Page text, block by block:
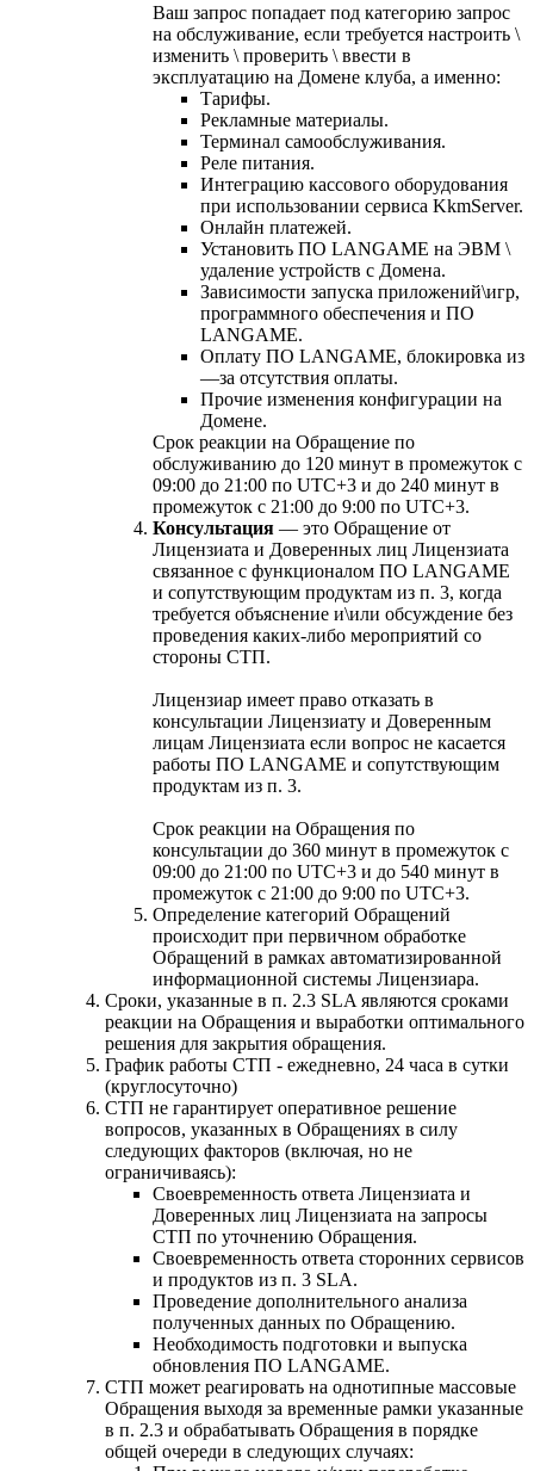
Ваш запрос попадает под категорию запрос
на обслуживание, если требуется настроить \
изменить \ проверить \ ввести в
эксплуатацию на Домене клуба, а именно:
Тарифы.
Рекламные материалы.
Терминал самообслуживания.
Реле питания.
Интеграцию кассового оборудования
при использовании сервиса KkmServer.
Онлайн платежей.
Установить ПО LANGAME на ЭВМ \
удаление устройств с Домена.
Зависимости запуска приложений\игр,
программного обеспечения и ПО
LANGAME.
Оплату ПО LANGAME, блокировка из
—за отсутствия оплаты.
Прочие изменения конфигурации на
Домене.
Срок реакции на Обращение по
обслуживанию до 120 минут в промежуток с
09:00 до 21:00 по UTC+3 и до 240 минут в
промежуток с 21:00 до 9:00 по UTC+3.
Консультация — это Обращение от
Лицензиата и Доверенных лиц Лицензиата
связанное с функционалом ПО LANGAME
и сопутствующим продуктам из п. 3, когда
требуется объяснение и\или обсуждение без
проведения каких-либо мероприятий со
стороны СТП.
Лицензиар имеет право отказать в
консультации Лицензиату и Доверенным
лицам Лицензиата если вопрос не касается
работы ПО LANGAME и сопутствующим
продуктам из п. 3.
Срок реакции на Обращения по
консультации до 360 минут в промежуток с
09:00 до 21:00 по UTC+3 и до 540 минут в
промежуток с 21:00 до 9:00 по UTC+3.
Определение категорий Обращений
происходит при первичном обработке
Обращений в рамках автоматизированной
информационной системы Лицензиара.
Сроки, указанные в п. 2.3 SLA являются сроками
реакции на Обращения и выработки оптимального
решения для закрытия обращения.
График работы СТП - ежедневно, 24 часа в сутки
(круглосуточно)
СТП не гарантирует оперативное решение
вопросов, указанных в Обращениях в силу
следующих факторов (включая, но не
ограничиваясь):
Своевременность ответа Лицензиата и
Доверенных лиц Лицензиата на запросы
СТП по уточнению Обращения.
Своевременность ответа сторонних сервисов
и продуктов из п. 3 SLA.
Проведение дополнительного анализа
полученных данных по Обращению.
Необходимость подготовки и выпуска
обновления ПО LANGAME.
СТП может реагировать на однотипные массовые
Обращения выходя за временные рамки указанные
в п. 2.3 и обрабатывать Обращения в порядке
общей очереди в следующих случаях: